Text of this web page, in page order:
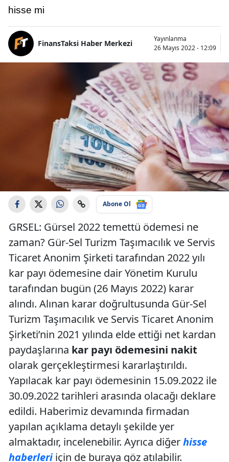
hisse mi
FinansTaksi Haber Merkezi
Yayınlanma
26 Mayıs 2022 - 12:09
Abone Ol
GRSEL: Gürsel 2022 temettü ödemesi ne
zaman? Gür-Sel Turizm Taşımacılık ve Servis
Ticaret Anonim Şirketi tarafından 2022 yılı
kar payı ödemesine dair Yönetim Kurulu
tarafından bugün (26 Mayıs 2022) karar
alındı. Alınan karar doğrultusunda Gür-Sel
Turizm Taşımacılık ve Servis Ticaret Anonim
Şirketi’nin 2021 yılında elde ettiği net kardan
paydaşlarına kar payı ödemesini nakit
olarak gerçekleştirmesi kararlaştırıldı.
Yapılacak kar payı ödemesinin 15.09.2022 ile
30.09.2022 tarihleri arasında olacağı deklare
edildi. Haberimiz devamında firmadan
yapılan açıklama detaylı şekilde yer
almaktadır, incelenebilir. Ayrıca diğerhisse
haberleriiçin de buraya göz atılabilir.